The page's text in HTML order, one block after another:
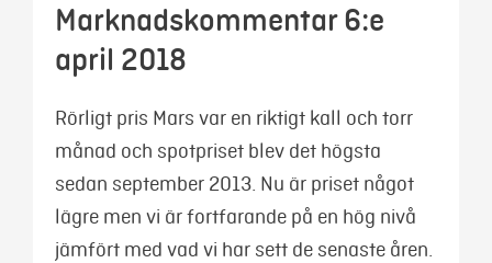
Marknadskommentar 6:e
april 2018
Rörligt pris Mars var en riktigt kall och torr
månad och spotpriset blev det högsta
sedan september 2013. Nu är priset något
lägre men vi är fortfarande på en hög nivå
jämfört med vad vi har sett de senaste åren.